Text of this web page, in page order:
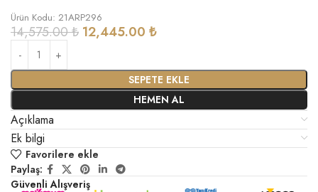
Ürün Kodu: 21ARP296
14,575.00₺ 12,445.00 ₺
SEPETE EKLE
HEMEN AL
Açıklama
Ek bilgi
Favorilere ekle
Paylaş:
Güvenli Alışveriş